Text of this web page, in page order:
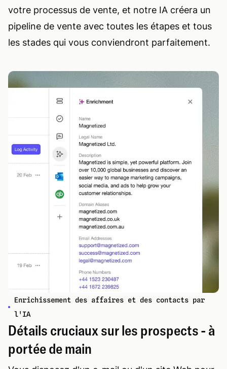
votre processus de vente, et notre IA créera un
pipeline de vente avec toutes les étapes et tous
les stades qui vous conviendront parfaitement.
Enrichissement des affaires et des contacts par
l'IA
Détails cruciaux sur les prospects - à
portée de main